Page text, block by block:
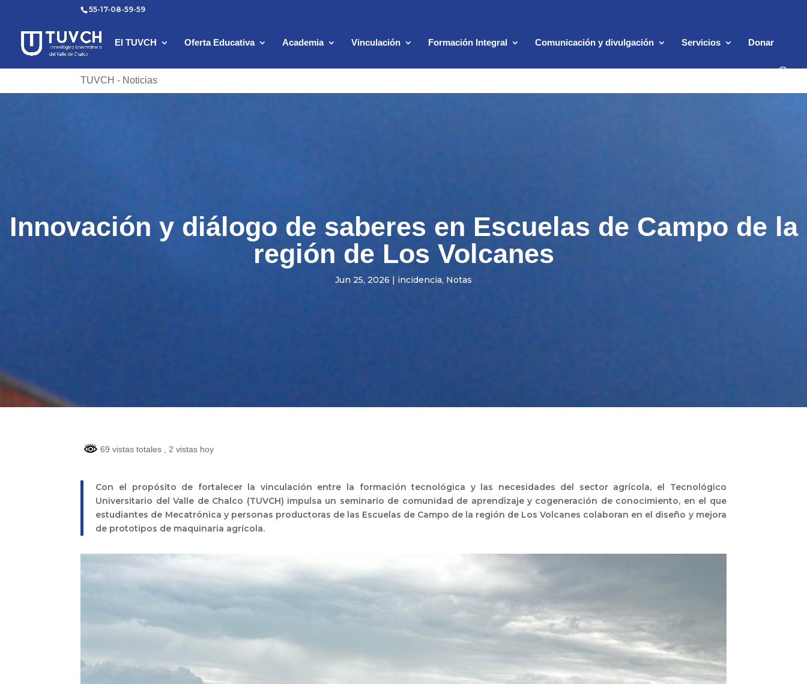
55-17-08-59-59
El TUVCH Oferta Educativa Academia Vinculación Formación Integral Comunicación y divulgación Servicios Donar
TUVCH - Noticias
Innovación y diálogo de saberes en Escuelas de Campo de la
región de Los Volcanes
Jun 25, 2026 | incidencia, Notas
69 vistas totales , 2 vistas hoy
Con el propósito de fortalecer la vinculación entre la formación tecnológica y las necesidades del sector agrícola, el Tecnológico
Universitario del Valle de Chalco (TUVCH) impulsa un seminario de comunidad de aprendizaje y cogeneración de conocimiento, en el que
estudiantes de Mecatrónica y personas productoras de las Escuelas de Campo de la región de Los Volcanes colaboran en el diseño y mejora
de prototipos de maquinaria agrícola.